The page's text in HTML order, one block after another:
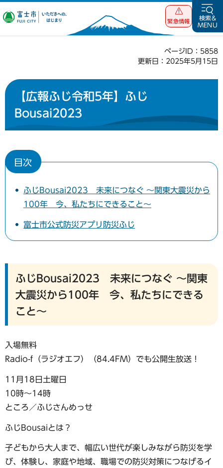
富士市 いただ
緊急情報
検索&
MENU
ページID：5858
更新日：2025年5月15日
【広報ふじ令和5年】ふじ
Bousai2023
目次
ふじBousai2023 未来につなぐ ～関東大震災から
100年 今、私たちにできること～
富士市公式防災アプリ防災ふじ
ふじBousai2023 未来につなぐ ～関東
大震災から100年 今、私たちにできる
こと～
入場無料
Radio-f（ラジオエフ）（84.4FM）でも公開生放送！
11月18日土曜日
10時〜14時
ところ／ふじさんめっせ
ふじBousaiとは？
子どもから大人まで、幅広い世代が楽しみながら防災を学
び、体験し、家庭や地域、職場での防災対策につなげるイ